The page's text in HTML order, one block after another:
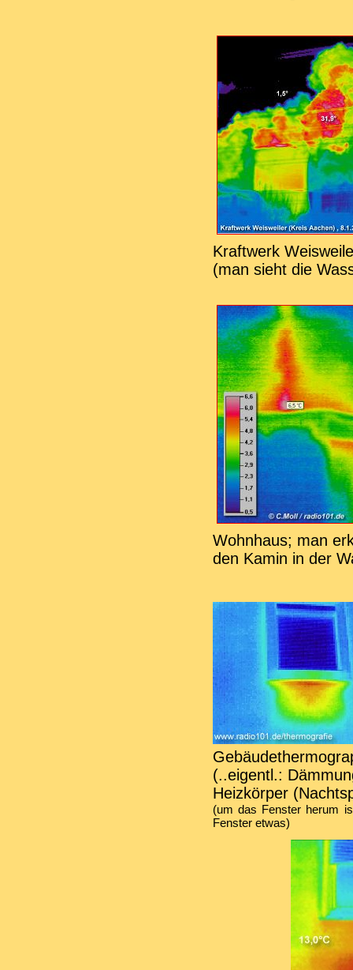
Kraftwerk
(man sieht die
Wohnhaus; man
den Kamin in der
(..eigentl.:
Heizkörper
(um das Fenster herum
Fenster etwas)